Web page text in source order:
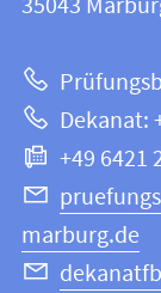
Website
|
und
Informatik
Dekanat:
+49 6421
marburg.de